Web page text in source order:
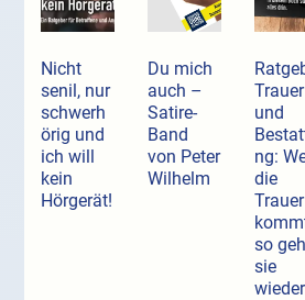
Nicht
senil, nur
schwerh
örig und
ich will
kein
Hörgerät!
Du mich
auch –
Satire-
Band
von Peter
Wilhelm
Trauer
und
ng:
die
Trauer
so
sie
wieder